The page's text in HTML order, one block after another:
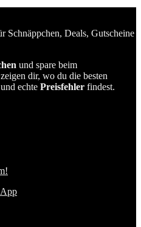
Schnäppchen, Deals, Gutscheine
und spare beim
dir, wo du die besten
echte Preisfehler findest.